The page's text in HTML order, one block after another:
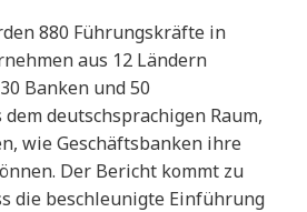
880 Führungskräfte in
aus 12 Ländern
Banken und 50
deutschsprachigen Raum,
wie Geschäftsbanken ihre
Der Bericht kommt zu
die beschleunigte Einführung